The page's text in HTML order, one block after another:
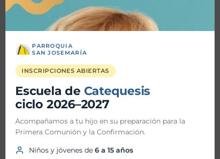
Fecha inicio:09-03-2025
Hora inicio:11:30 AM
Hora fin:
PARROQUIA
SAN JOSEMARÍA
INSCRIPCIONES ABIERTAS
Escuela de Catequesis
ciclo 2026–2027
Acompañamos a tu hijo en su preparación para la
Primera Comunión y la Confirmación.
Niños y jóvenes de6 a 15 años